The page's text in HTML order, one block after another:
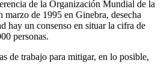
de la Organización Mundial de la
marzo de 1995 en Ginebra, desecha
hay un consenso en situar la cifra de
personas.
de trabajo para mitigar, en lo posible,